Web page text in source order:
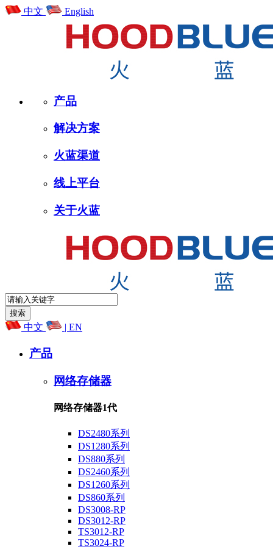
中文 English
产品
解决方案
火蓝渠道
线上平台
关于火蓝
中文 | EN
产品
网络存储器
网络存储器1代
DS2480系列
DS1280系列
DS880系列
DS2460系列
DS1260系列
DS860系列
DS3008-RP
DS3012-RP
TS3012-RP
TS3024-RP